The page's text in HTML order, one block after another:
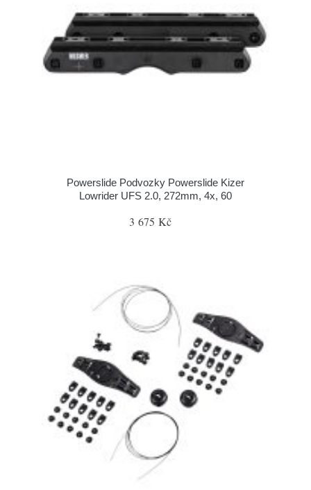
Powerslide Podvozky Powerslide Kizer
Lowrider UFS 2.0, 272mm, 4x, 60
3 675 Kč